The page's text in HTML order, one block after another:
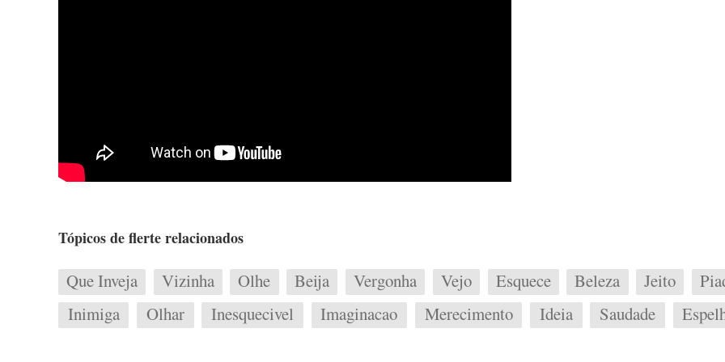
Tópicos de flerte relacionados
Que Inveja Vizinha Olhe Beija Vergonha Vejo Esquece Beleza Jeito
Inimiga
Olhar Inesquecivel Imaginacao Merecimento Ideia Saudade